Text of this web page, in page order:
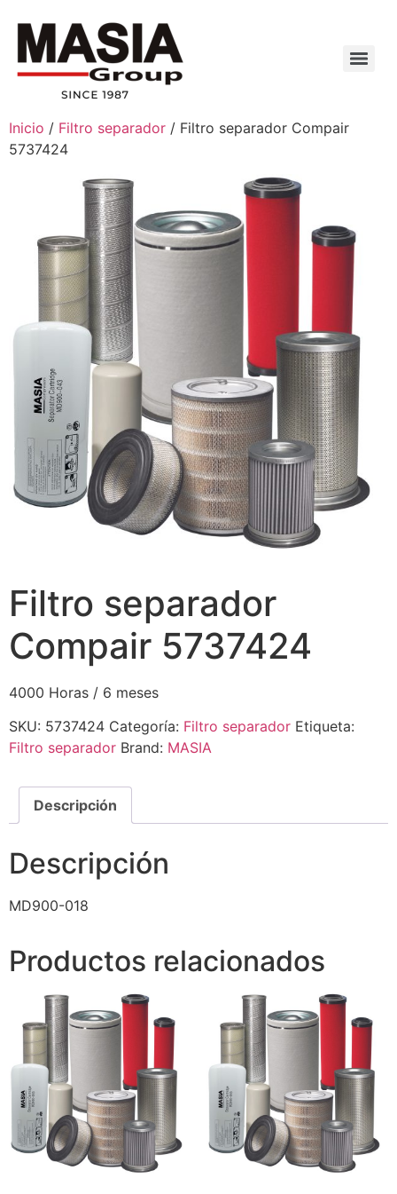
Inicio / Filtro separador / Filtro separador Compair
5737424
Filtro separador
Compair 5737424
4000 Horas / 6 meses
SKU: 5737424 Categoría: Filtro separador Etiqueta:
Filtro separador Brand: MASIA
Descripción
Descripción
MD900-018
Productos relacionados